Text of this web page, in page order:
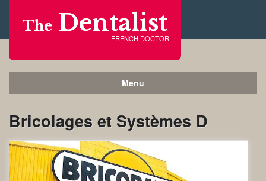
The Dentalist
FRENCH DOCTOR
Menu
Bricolages et Systèmes D